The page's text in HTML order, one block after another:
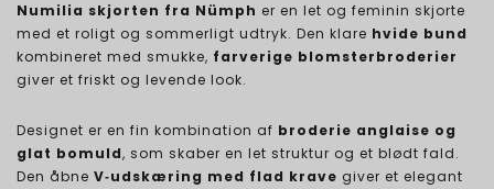
Numilia skjorten fra Nümph er en let og feminin skjorte
med et roligt og sommerligt udtryk. Den klare hvide bund
kombineret med smukke, farverige blomsterbroderier
giver et friskt og levende look.
Designet er en fin kombination af broderie anglaise og
glat bomuld, som skaber en let struktur og et blødt fald.
Den åbne V‑udskæring med flad krave giver et elegant